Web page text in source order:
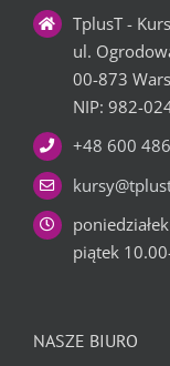
TplusT -
ul.
00-873
NIP: 982-
+48 600
piątek
NASZE BIURO